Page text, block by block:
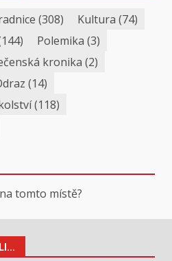
(308) Kultura (74)
Polemika (3)
kronika (2)
(14)
(118)
tomto místě?